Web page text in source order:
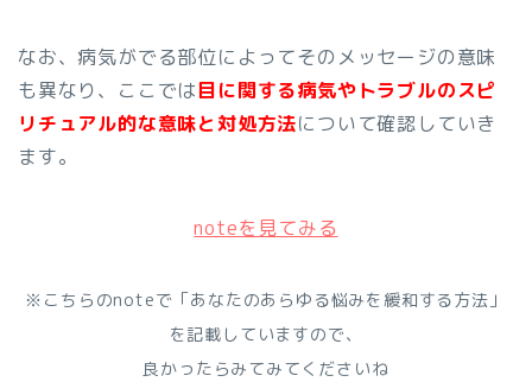
なお、病気がでる部位によってそのメッセージの意味
も異なり、ここでは目に関する病気やトラブルのスピ
リチュアル的な意味と対処方法について確認していき
ます。
noteを見てみる
※こちらのnoteで「あなたのあらゆる悩みを緩和する方法」
を記載していますので、
良かったらみてみてくださいね